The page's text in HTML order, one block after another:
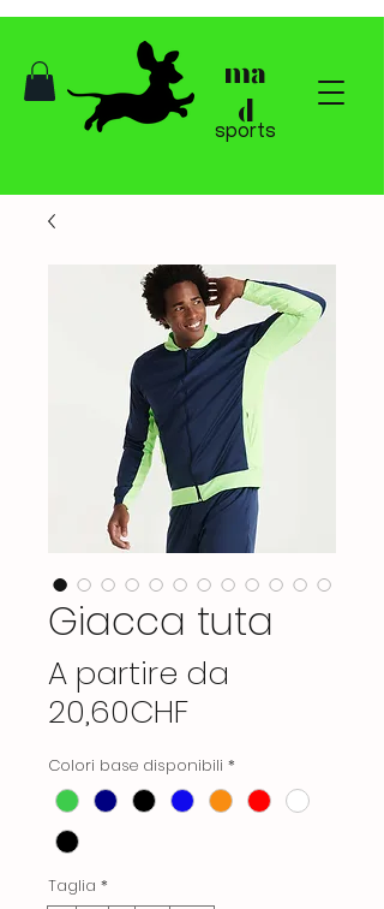
ma
d
sports
Giacca tuta
A partire da
20,60CHFPrezzo
scontato
Colori base disponibili *
Taglia *